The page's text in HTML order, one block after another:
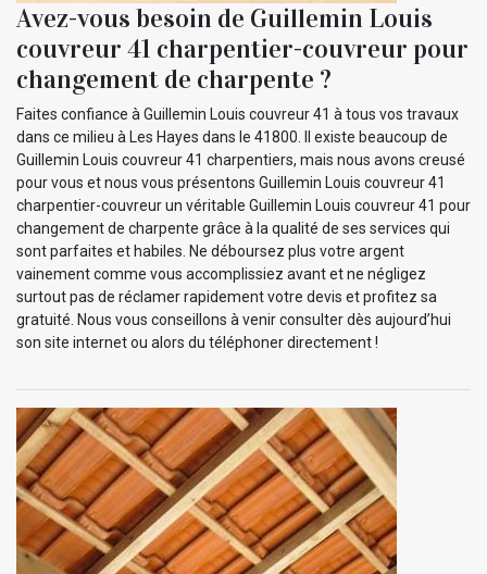
Avez-vous besoin de Guillemin Louis
couvreur 41 charpentier-couvreur pour
changement de charpente ?
Faites confiance à Guillemin Louis couvreur 41 à tous vos travaux
dans ce milieu à Les Hayes dans le 41800. Il existe beaucoup de
Guillemin Louis couvreur 41 charpentiers, mais nous avons creusé
pour vous et nous vous présentons Guillemin Louis couvreur 41
charpentier-couvreur un véritable Guillemin Louis couvreur 41 pour
changement de charpente grâce à la qualité de ses services qui
sont parfaites et habiles. Ne déboursez plus votre argent
vainement comme vous accomplissiez avant et ne négligez
surtout pas de réclamer rapidement votre devis et profitez sa
gratuité. Nous vous conseillons à venir consulter dès aujourd’hui
son site internet ou alors du téléphoner directement !